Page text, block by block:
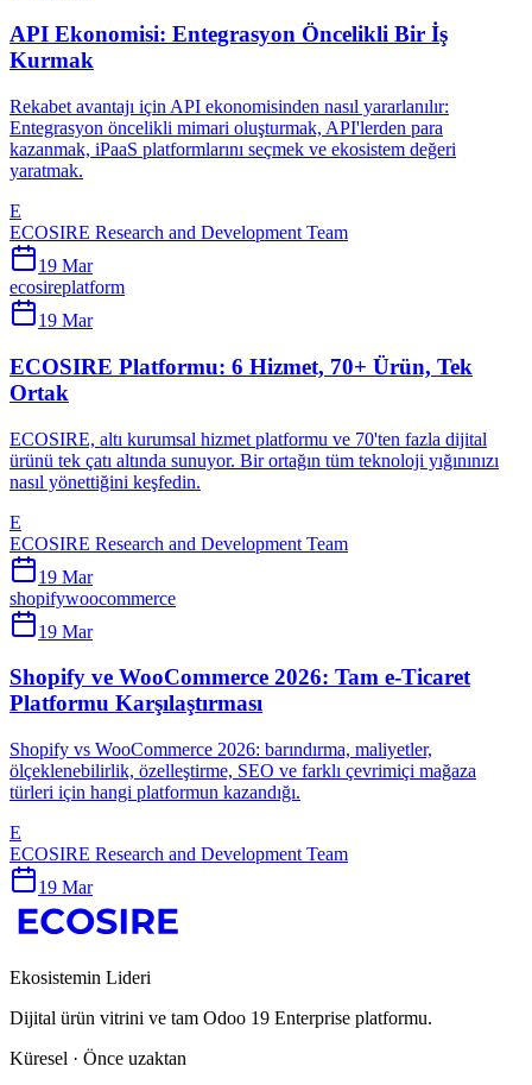
API Ekonomisi: Entegrasyon Öncelikli Bir İş
Kurmak
Rekabet avantajı için API ekonomisinden nasıl yararlanılır:
Entegrasyon öncelikli mimari oluşturmak, API'lerden para
kazanmak, iPaaS platformlarını seçmek ve ekosistem değeri
yaratmak.
E
ECOSIRE Research and Development Team
19 Mar
ecosireplatform
19 Mar
ECOSIRE Platformu: 6 Hizmet, 70+ Ürün, Tek
Ortak
ECOSIRE, altı kurumsal hizmet platformu ve 70'ten fazla dijital
ürünü tek çatı altında sunuyor. Bir ortağın tüm teknoloji yığınınızı
nasıl yönettiğini keşfedin.
E
ECOSIRE Research and Development Team
19 Mar
shopifywoocommerce
19 Mar
Shopify ve WooCommerce 2026: Tam e-Ticaret
Platformu Karşılaştırması
Shopify vs WooCommerce 2026: barındırma, maliyetler,
ölçeklenebilirlik, özelleştirme, SEO ve farklı çevrimiçi mağaza
türleri için hangi platformun kazandığı.
E
ECOSIRE Research and Development Team
19 Mar
Ekosistemin Lideri
Dijital ürün vitrini ve tam Odoo 19 Enterprise platformu.
Küresel · Önce uzaktan